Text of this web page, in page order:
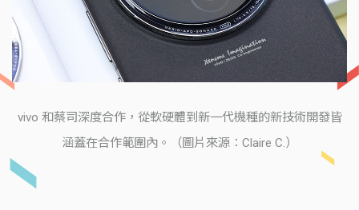
vivo 和蔡司深度合作，從軟硬體到新一代機種的新技術開發皆
涵蓋在合作範圍內。（圖片來源：Claire C.）